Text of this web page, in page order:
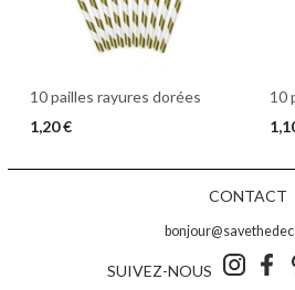
10 pailles rayures dorées
1,20 €
10
CONTACT
SUIVEZ-NOUS